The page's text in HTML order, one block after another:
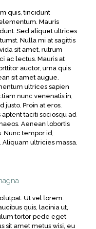
quis, tincidunt
Mauris
Sed aliquet ultrices
Nulla mi at sagittis
sit amet, rutrum
ac lectus. Mauris at
auctor, urna quis
sit amet augue.
ultrices sapien
nunc venenatis in,
justo. Proin at eros.
aptent taciti sociosqu ad
Aenean lobortis
Nunc tempor id,
ultricies massa.
Ut vel lorem.
quis, lacinia ut,
tortor pede eget
sit amet metus wisi, eu